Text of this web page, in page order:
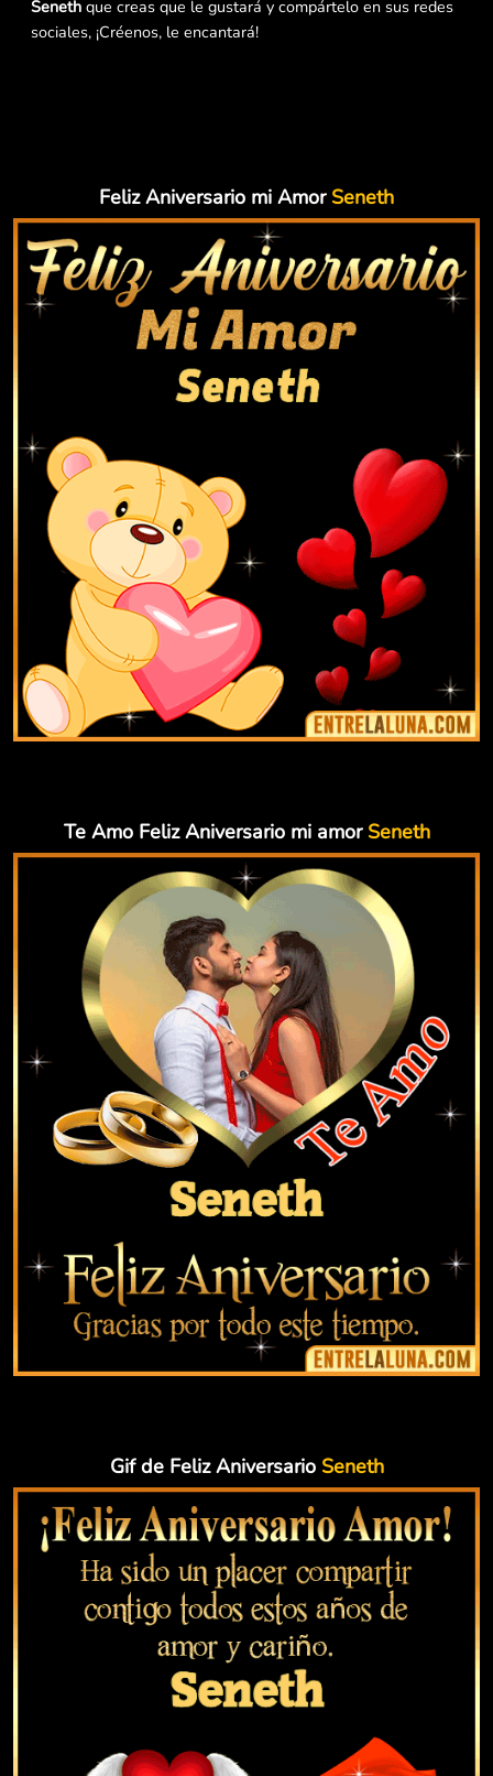
Seneth que creas que le gustará y compártelo en sus redes
sociales, ¡Créenos, le encantará!
Feliz Aniversario mi Amor Seneth
Te Amo Feliz Aniversario mi amor Seneth
Gif de Feliz Aniversario Seneth